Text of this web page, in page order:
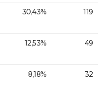
30,43% 119
12,53% 49
8,18% 32